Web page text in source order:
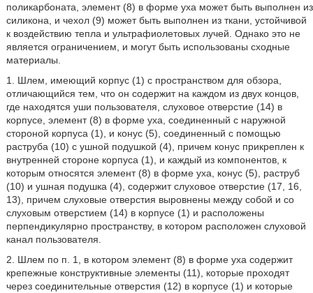
поликарбоната, элемент (8) в форме уха может быть выполнен из
силикона, и чехол (9) может быть выполнен из ткани, устойчивой
к воздействию тепла и ультрафиолетовых лучей. Однако это не
является ограничением, и могут быть использованы сходные
материалы.
1. Шлем, имеющий корпус (1) с пространством для обзора,
отличающийся тем, что он содержит на каждом из двух концов,
где находятся уши пользователя, слуховое отверстие (14) в
корпусе, элемент (8) в форме уха, соединенный с наружной
стороной корпуса (1), и конус (5), соединенный с помощью
раструба (10) с ушной подушкой (4), причем конус прикреплен к
внутренней стороне корпуса (1), и каждый из компонентов, к
которым относятся элемент (8) в форме уха, конус (5), раструб
(10) и ушная подушка (4), содержит слуховое отверстие (17, 16,
13), причем слуховые отверстия выровнены между собой и со
слуховым отверстием (14) в корпусе (1) и расположены
перпендикулярно пространству, в котором расположен слуховой
канал пользователя.
2. Шлем по п. 1, в котором элемент (8) в форме уха содержит
крепежные конструктивные элементы (11), которые проходят
через соединительные отверстия (12) в корпусе (1) и которые